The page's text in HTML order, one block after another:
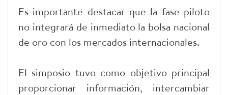
Es importante destacar que la fase piloto
no integrará de inmediato la bolsa nacional
de oro con los mercados internacionales.
El simposio tuvo como objetivo principal
proporcionar información, intercambiar